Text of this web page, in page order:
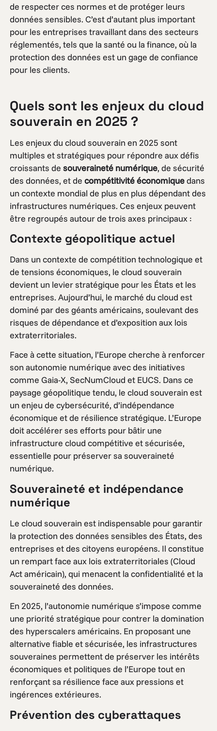
de respecter ces normes et de protéger leurs
données sensibles. C’est d’autant plus important
pour les entreprises travaillant dans des secteurs
réglementés, tels que la santé ou la finance, où la
protection des données est un gage de confiance
pour les clients.
Quels sont les enjeux du cloud
souverain en 2025 ?
Les enjeux du cloud souverain en 2025 sont
multiples et stratégiques pour répondre aux défis
croissants de souveraineté numérique, de sécurité
des données, et de compétitivité économiquedans
un contexte mondial de plus en plus dépendant des
infrastructures numériques. Ces enjeux peuvent
être regroupés autour de trois axes principaux :
Contexte géopolitique actuel
Dans un contexte de compétition technologique et
de tensions économiques, le cloud souverain
devient un levier stratégique pour les États et les
entreprises. Aujourd’hui, le marché du cloud est
dominé par des géants américains, soulevant des
risques de dépendance et d’exposition aux lois
extraterritoriales.
Face à cette situation, l’Europe cherche à renforcer
son autonomie numérique avec des initiatives
comme Gaia-X, SecNumCloud et EUCS. Dans ce
paysage géopolitique tendu, le cloud souverain est
un enjeu de cybersécurité, d’indépendance
économique et de résilience stratégique. L’Europe
doit accélérer ses efforts pour bâtir une
infrastructure cloud compétitive et sécurisée,
essentielle pour préserver sa souveraineté
numérique.
Souveraineté et indépendance
numérique
Le cloud souverain est indispensable pour garantir
la protection des données sensibles des États, des
entreprises et des citoyens européens. Il constitue
un rempart face aux lois extraterritoriales (Cloud
Act américain), qui menacent la confidentialité et la
souveraineté des données.
En 2025, l’autonomie numérique s’impose comme
une priorité stratégique pour contrer la domination
des hyperscalers américains. En proposant une
alternative fiable et sécurisée, les infrastructures
souveraines permettent de préserver les intérêts
économiques et politiques de l’Europe tout en
renforçant sa résilience face aux pressions et
ingérences extérieures.
Prévention des cyberattaques